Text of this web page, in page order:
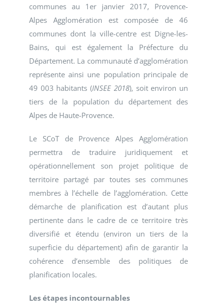
communes au 1er janvier 2017, Provence-
Alpes Agglomération est composée de 46
communes dont la ville-centre est Digne-les-
Bains, qui est également la Préfecture du
Département. La communauté d’agglomération
représente ainsi une population principale de
49 003 habitants (INSEE 2018), soit environ un
tiers de la population du département des
Alpes de Haute-Provence.
Le SCoT de Provence Alpes Agglomération
permettra de traduire juridiquement et
opérationnellement son projet politique de
territoire partagé par toutes ses communes
membres à l’échelle de l’agglomération. Cette
démarche de planification est d’autant plus
pertinente dans le cadre de ce territoire très
diversifié et étendu (environ un tiers de la
superficie du département) afin de garantir la
cohérence d’ensemble des politiques de
planification locales.
Les étapes incontournables